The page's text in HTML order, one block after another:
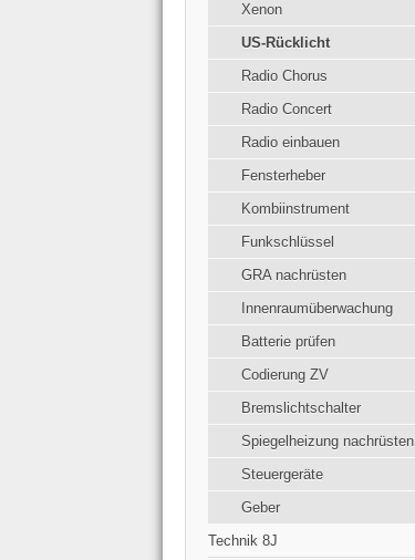
Xenon
US-Rücklicht
Radio Chorus
Radio Concert
Radio einbauen
Fensterheber
Kombiinstrument
Funkschlüssel
GRA nachrüsten
Innenraumüberwachung
Batterie prüfen
Codierung ZV
Bremslichtschalter
Spiegelheizung nachrüsten
Steuergeräte
Geber
Technik 8J